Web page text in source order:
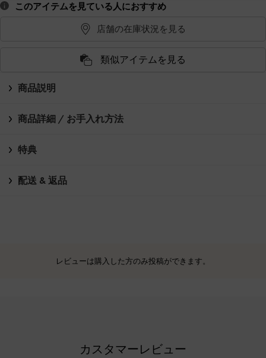
このアイテムを見ている人におすすめ
店舗の在庫状況を見る
類似アイテムを見る
商品説明
商品詳細 / お手入れ方法
特典
配送 & 返品
レビューは購入した方のみ投稿ができます。
カスタマーレビュー